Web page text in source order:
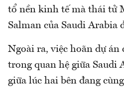
tổ nền kinh tế mà thái tử
Salman của Saudi Arabia
Ngoài ra, việc hoãn dự
trong quan hệ giữa Saudi
giữa lúc hai bên đang